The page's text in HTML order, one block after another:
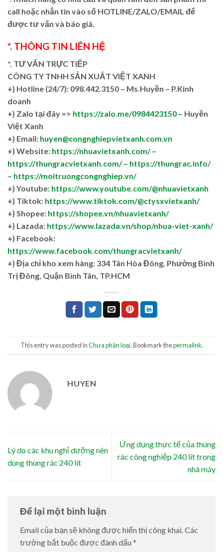
call hoặc nhắn tin vào số HOTLINE/ZALO/EMAIL để
được tư vấn và báo giá.
*. THÔNG TIN LIÊN HỆ
*. TƯ VẤN TRỰC TIẾP
CÔNG TY TNHH SẢN XUẤT VIỆT XANH
+) Hotline (24/7): 098.442.3150 – Ms.Huyền – P.Kinh
doanh
+) Zalo tại đây => https://zalo.me/0984423150 – Huyền
Việt Xanh
+) Email: huyen@congnghiepvietxanh.com.vn
+) Website: https://nhuavietxanh.com/–
https://thungracvietxanh.com/– https://thungrac.info/
– https://moitruongcongnghiep.vn/
+) Youtube: https://www.youtube.com/@nhuavietxanh
+) Tiktok: https://www.tiktok.com/@ctysxvietxanh/
+) Shopee: https://shopee.vn/nhuavietxanh/
+) Lazada: https://www.lazada.vn/shop/nhua-viet-xanh/
+) Facebook:
https://www.facebook.com/thungracvietxanh/
+) Địa chỉ kho xem hàng: 334 Tân Hòa Đông, Phường Bình
Trị Đông, Quận Bình Tân, TP.HCM
This entry was posted inChưa phân loại. Bookmark thepermalink.
HUYEN
Lý do các khu nghỉ dưỡng nên
dùng thùng rác 240 lít
Ứng dụng thực tế của thùng
rác công nghiệp 240 lít trong
nhà máy
Để lại một bình luận
Email của bạn sẽ không được hiển thị công khai. Các
trường bắt buộc được đánh dấu *